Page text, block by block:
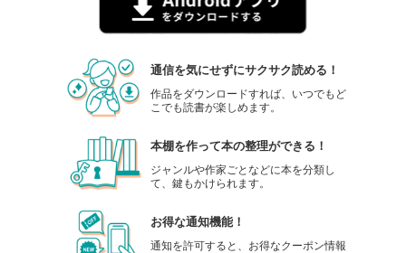
通信を気にせずにサクサク読める！
作品をダウンロードすれば、いつでもど
こでも読書が楽しめます。
本棚を作って本の整理ができる！
ジャンルや作家ごとなどに本を分類し
て、鍵もかけられます。
お得な通知機能！
通知を許可すると、お得なクーポン情報